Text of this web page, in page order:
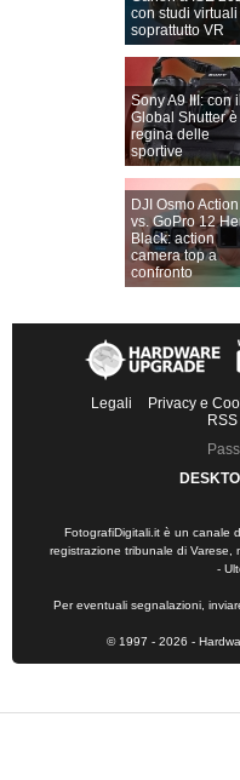
con studi virtuali
soprattutto VR
Sony A9 III: con il
Global Shutter
regina delle
sportive
DJI Osmo
vs. GoPro 12
Black: action
camera top a
confronto
Legali Privacy e
RSS
FotografiDigitali.it è un canale
registrazione tribunale di
-
Per eventuali segnalazioni,
© 1997 - 2026 -